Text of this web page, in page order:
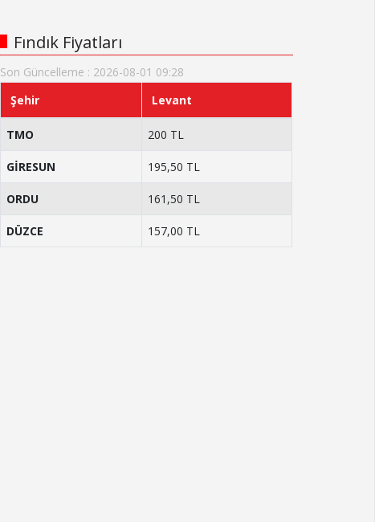
Fındık Fiyatları
Son Güncelleme : 2026-08-01 09:28
Şehir
Levant
TMO 200 TL
GİRESUN 195,50 TL
ORDU 161,50 TL
DÜZCE 157,00 TL